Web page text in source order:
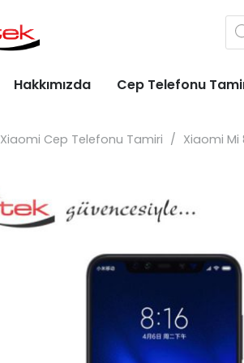
Hakkımızda Cep Telefonu
Xiaomi Cep Telefonu Tamiri / Xiaomi Mi